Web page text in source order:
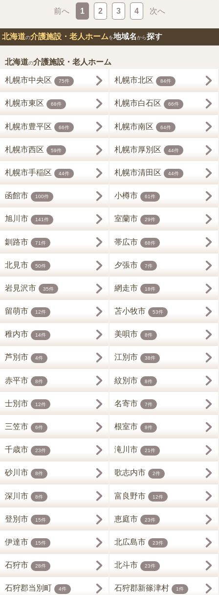
前へ 1 2 3 4 次へ
北海道の介護施設・老人ホームを地域名から探す
北海道の介護施設・老人ホーム
札幌市中央区 75件 札幌市北区 84件
札幌市東区 68件 札幌市白石区 66件
札幌市豊平区 66件 札幌市南区 64件
札幌市西区 59件 札幌市厚別区 44件
札幌市手稲区 44件 札幌市清田区 44件
函館市 100件 小樽市 61件
旭川市 141件 室蘭市 29件
釧路市 71件 帯広市 68件
北見市 50件 夕張市 7件
岩見沢市 35件 網走市 18件
留萌市 12件 苫小牧市 53件
稚内市 14件 美唄市 8件
芦別市 4件 江別市 38件
赤平市 8件 紋別市 8件
士別市 12件 名寄市 7件
三笠市 6件 根室市 8件
千歳市 23件 滝川市 21件
砂川市 8件 歌志内市 2件
深川市 8件 富良野市 12件
登別市 15件 恵庭市 23件
伊達市 15件 北広島市 23件
石狩市 28件 北斗市 23件
石狩郡当別町 4件 石狩郡新篠津村 1件